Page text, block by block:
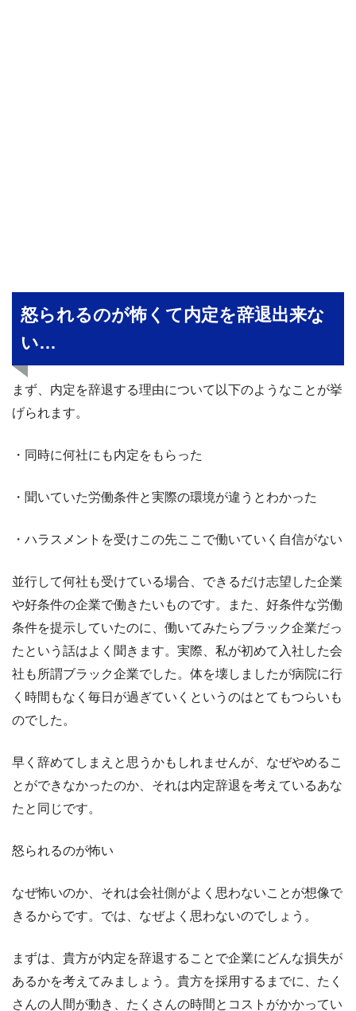
怒られるのが怖くて内定を辞退出来な
い…
まず、内定を辞退する理由について以下のようなことが挙
げられます。
・同時に何社にも内定をもらった
・聞いていた労働条件と実際の環境が違うとわかった
・ハラスメントを受けこの先ここで働いていく自信がない
並行して何社も受けている場合、できるだけ志望した企業
や好条件の企業で働きたいものです。また、好条件な労働
条件を提示していたのに、働いてみたらブラック企業だっ
たという話はよく聞きます。実際、私が初めて入社した会
社も所謂ブラック企業でした。体を壊しましたが病院に行
く時間もなく毎日が過ぎていくというのはとてもつらいも
のでした。
早く辞めてしまえと思うかもしれませんが、なぜやめるこ
とができなかったのか、それは内定辞退を考えているあな
たと同じです。
怒られるのが怖い
なぜ怖いのか、それは会社側がよく思わないことが想像で
きるからです。では、なぜよく思わないのでしょう。
まずは、貴方が内定を辞退することで企業にどんな損失が
あるかを考えてみましょう。貴方を採用するまでに、たく
さんの人間が動き、たくさんの時間とコストがかかってい